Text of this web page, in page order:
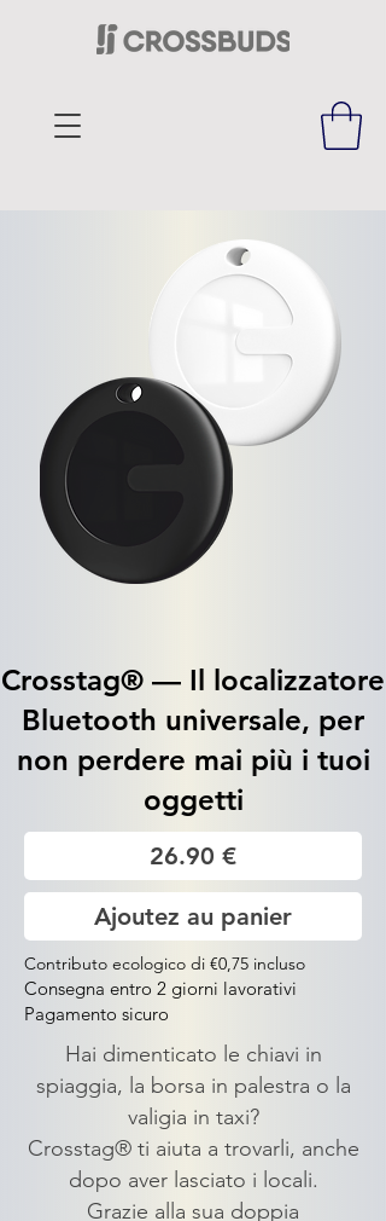
Crosstag® — Il localizzatore
Bluetooth universale, per
non perdere mai più i tuoi
oggetti
26.90 €
Ajoutez au panier
Contributo ecologico di €0,75 incluso
Consegna entro 2 giorni lavorativi
Pagamento sicuro
Hai dimenticato le chiavi in
spiaggia, la borsa in palestra o la
valigia in taxi?
Crosstag® ti aiuta a trovarli, anche
dopo aver lasciato i locali.
Grazie alla sua doppia